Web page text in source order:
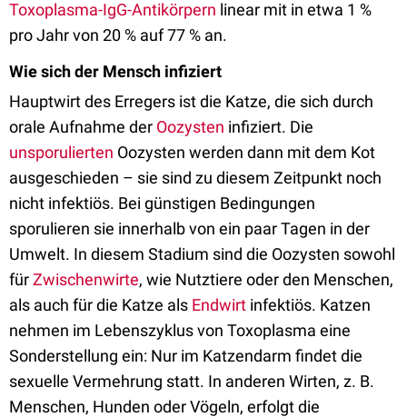
Toxoplasma-IgG-Antikörpern linear mit in etwa 1 %
pro Jahr von 20 % auf 77 % an.
Wie sich der Mensch infiziert
Hauptwirt des Erregers ist die Katze, die sich durch
orale Aufnahme der Oozysten infiziert. Die
unsporulierten Oozysten werden dann mit dem Kot
ausgeschieden – sie sind zu diesem Zeitpunkt noch
nicht infektiös. Bei günstigen Bedingungen
sporulieren sie innerhalb von ein paar Tagen in der
Umwelt. In diesem Stadium sind die Oozysten sowohl
fürZwischenwirte, wie Nutztiere oder den Menschen,
als auch für die Katze als Endwirt infektiös. Katzen
nehmen im Lebenszyklus von Toxoplasma eine
Sonderstellung ein: Nur im Katzendarm findet die
sexuelle Vermehrung statt. In anderen Wirten, z. B.
Menschen, Hunden oder Vögeln, erfolgt die